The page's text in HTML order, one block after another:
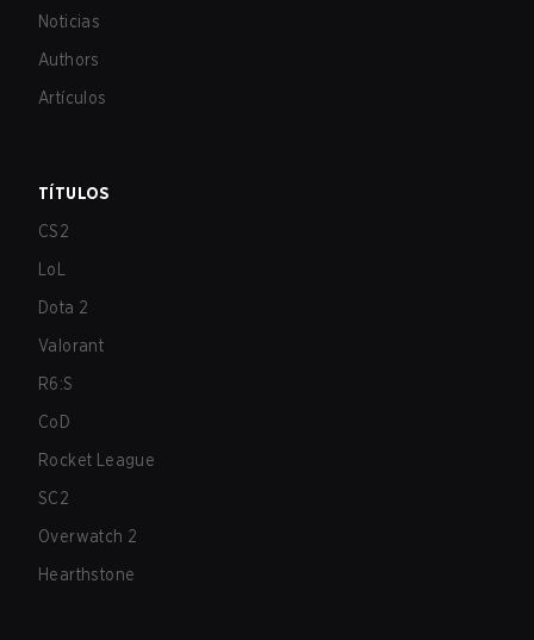
Noticias
Authors
Artículos
TÍTULOS
CS2
LoL
Dota 2
Valorant
R6:S
CoD
Rocket League
SC2
Overwatch 2
Hearthstone